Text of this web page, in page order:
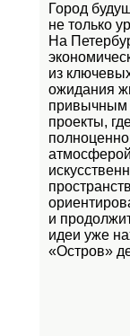
Город
не только
На
из
ожидания
привычным
проекты,
и
идеи уже
«Остров»